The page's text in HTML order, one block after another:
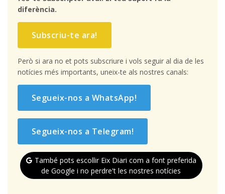
diferència.
Subscriu-te ara!
Però si ara no et pots subscriure i vols seguir al dia de les
notícies més importants, uneix-te als nostres canals:
Segueix-nos a WhatsApp!
Segueix-nos a Telegram!
També pots escollir Eix Diari com a font preferida
de Google i no perdre't les nostres notícies